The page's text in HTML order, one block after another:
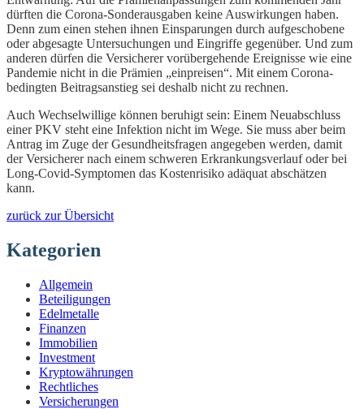
dürften die Corona-Sonderausgaben keine Auswirkungen haben.
Denn zum einen stehen ihnen Einsparungen durch aufgeschobene
oder abgesagte Untersuchungen und Eingriffe gegenüber. Und zum
anderen dürfen die Versicherer vorübergehende Ereignisse wie eine
Pandemie nicht in die Prämien „einpreisen“. Mit einem Corona-
bedingten Beitragsanstieg sei deshalb nicht zu rechnen.
Auch Wechselwillige können beruhigt sein: Einem Neuabschluss
einer PKV steht eine Infektion nicht im Wege. Sie muss aber beim
Antrag im Zuge der Gesundheitsfragen angegeben werden, damit
der Versicherer nach einem schweren Erkrankungsverlauf oder bei
Long-Covid-Symptomen das Kostenrisiko adäquat abschätzen
kann.
zurück zur Übersicht
Kategorien
Allgemein
Beteiligungen
Edelmetalle
Finanzen
Immobilien
Investment
Kryptowährungen
Rechtliches
Versicherungen